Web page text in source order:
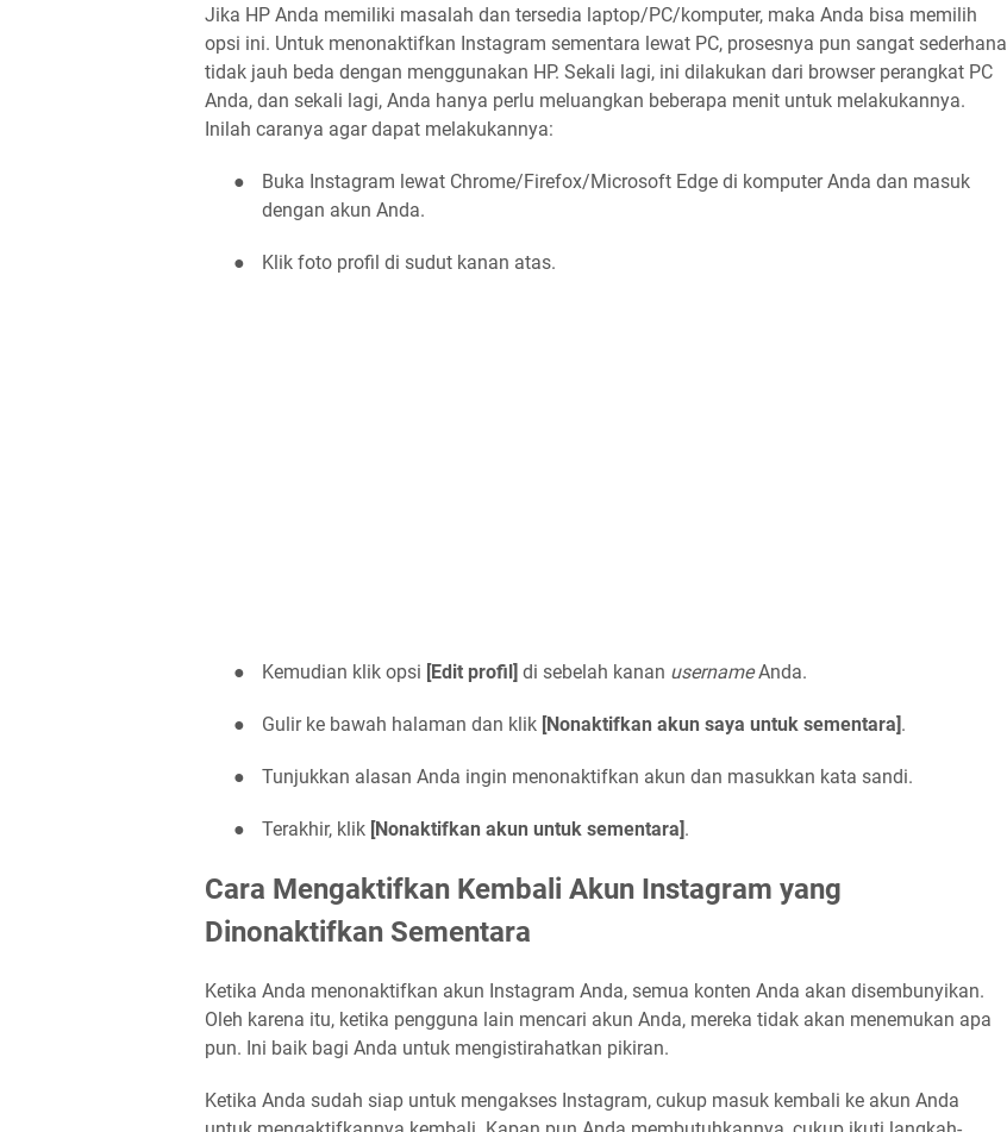
Jika HP Anda memiliki masalah dan tersedia laptop/PC/komputer, maka Anda bisa memilih
opsi ini. Untuk menonaktifkan Instagram sementara lewat PC, prosesnya pun sangat sederhana
tidak jauh beda dengan menggunakan HP. Sekali lagi, ini dilakukan dari browser perangkat PC
Anda, dan sekali lagi, Anda hanya perlu meluangkan beberapa menit untuk melakukannya.
Inilah caranya agar dapat melakukannya:
●
Buka Instagram lewat Chrome/Firefox/Microsoft Edge di komputer Anda dan masuk
dengan akun Anda.
● Klik foto profil di sudut kanan atas.
● Kemudian klik opsi [Edit profil] di sebelah kanan usernameAnda.
● Gulir ke bawah halaman dan klik [Nonaktifkan akun saya untuk sementara].
● Tunjukkan alasan Anda ingin menonaktifkan akun dan masukkan kata sandi.
● Terakhir, klik [Nonaktifkan akun untuk sementara].
Cara Mengaktifkan Kembali Akun Instagram yang
Dinonaktifkan Sementara
Ketika Anda menonaktifkan akun Instagram Anda, semua konten Anda akan disembunyikan.
Oleh karena itu, ketika pengguna lain mencari akun Anda, mereka tidak akan menemukan apa
pun. Ini baik bagi Anda untuk mengistirahatkan pikiran.
Ketika Anda sudah siap untuk mengakses Instagram, cukup masuk kembali ke akun Anda